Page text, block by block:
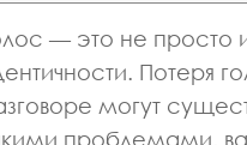
— это не просто
Потеря
могут
проблемами,